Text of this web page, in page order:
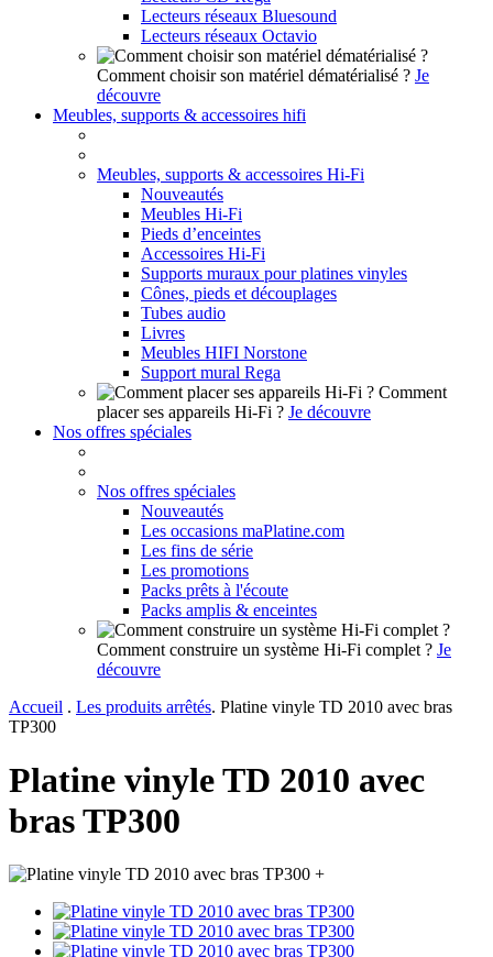
Lecteurs réseaux Bluesound
Lecteurs réseaux Octavio
Comment choisir son matériel dématérialisé ? Je
découvre
Meubles, supports & accessoires hifi
Meubles, supports & accessoires Hi-Fi
Nouveautés
Meubles Hi-Fi
Pieds d’enceintes
Accessoires Hi-Fi
Supports muraux pour platines vinyles
Cônes, pieds et découplages
Tubes audio
Livres
Meubles HIFI Norstone
Support mural Rega
Comment
placer ses appareils Hi-Fi ? Je découvre
Nos offres spéciales
Nos offres spéciales
Nouveautés
Les occasions maPlatine.com
Les fins de série
Les promotions
Packs prêts à l'écoute
Packs amplis & enceintes
Comment construire un système Hi-Fi complet ? Je
découvre
Accueil . Les produits arrêtés. Platine vinyle TD 2010 avec bras
TP300
Platine vinyle TD 2010 avec
bras TP300
+